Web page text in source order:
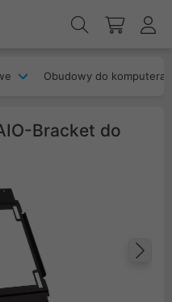
Obudowy do komputera
Bracket do